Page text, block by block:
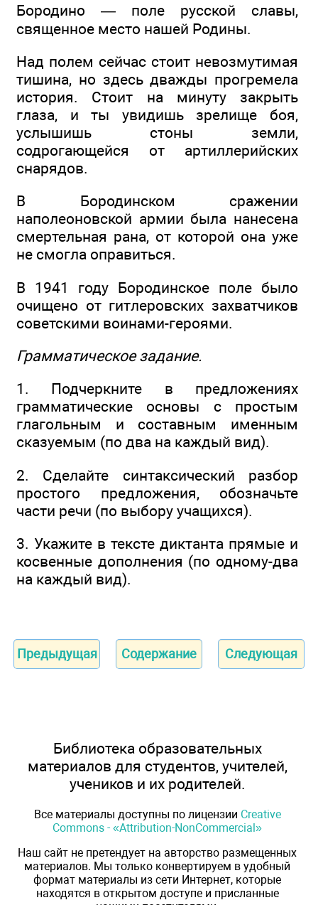
Бородино — поле русской славы,
священное место нашей Родины.
Над полем сейчас стоит невозмутимая
тишина, но здесь дважды прогремела
история. Стоит на минуту закрыть
глаза, и ты увидишь зрелище боя,
услышишь стоны земли,
содрогающейся от артиллерийских
снарядов.
В Бородинском сражении
наполеоновской армии была нанесена
смертельная рана, от которой она уже
не смогла оправиться.
В 1941 году Бородинское поле было
очищено от гитлеровских захватчиков
советскими воинами-героями.
Грамматическое задание.
1. Подчеркните в предложениях
грамматические основы с простым
глагольным и составным именным
сказуемым (по два на каждый вид).
2. Сделайте синтаксический разбор
простого предложения, обозначьте
части речи (по выбору учащихся).
3. Укажите в тексте диктанта прямые и
косвенные дополнения (по одному-два
на каждый вид).
Предыдущая Содержание Следующая
Библиотека образовательных
материалов для студентов, учителей,
учеников и их родителей.
Все материалы доступны по лицензии Creative
Commons - «Attribution-NonCommercial»
Наш сайт не претендует на авторство размещенных
материалов. Мы только конвертируем в удобный
формат материалы из сети Интернет, которые
находятся в открытом доступе и присланные